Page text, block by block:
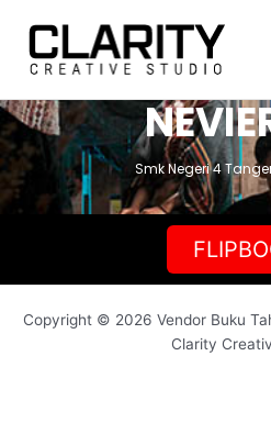
konten
Smk Negeri 4
Copyright © 2026 Vendor Buku
Clarity